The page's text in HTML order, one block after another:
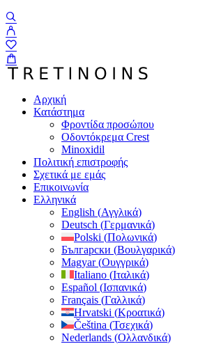
Αρχική
Κατάστημα
Φροντίδα προσώπου
Οδοντόκρεμα Crest
Minoxidil
Πολιτική επιστροφής
Σχετικά με εμάς
Επικοινωνία
Ελληνικά
English (Αγγλικά)
Deutsch (Γερμανικά)
Polski (Πολωνικά)
Български (Βουλγαρικά)
Magyar(Ουγγρικά)
Italiano (Ιταλικά)
Español (Ισπανικά)
Français (Γαλλικά)
Hrvatski (Κροατικά)
Čeština (Τσεχικά)
Nederlands (Ολλανδικά)